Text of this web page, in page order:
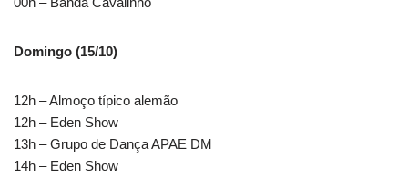
Domingo (15/10)
12h – Almoço típico alemão
12h – Eden Show
13h – Grupo de Dança APAE DM
14h – Eden Show